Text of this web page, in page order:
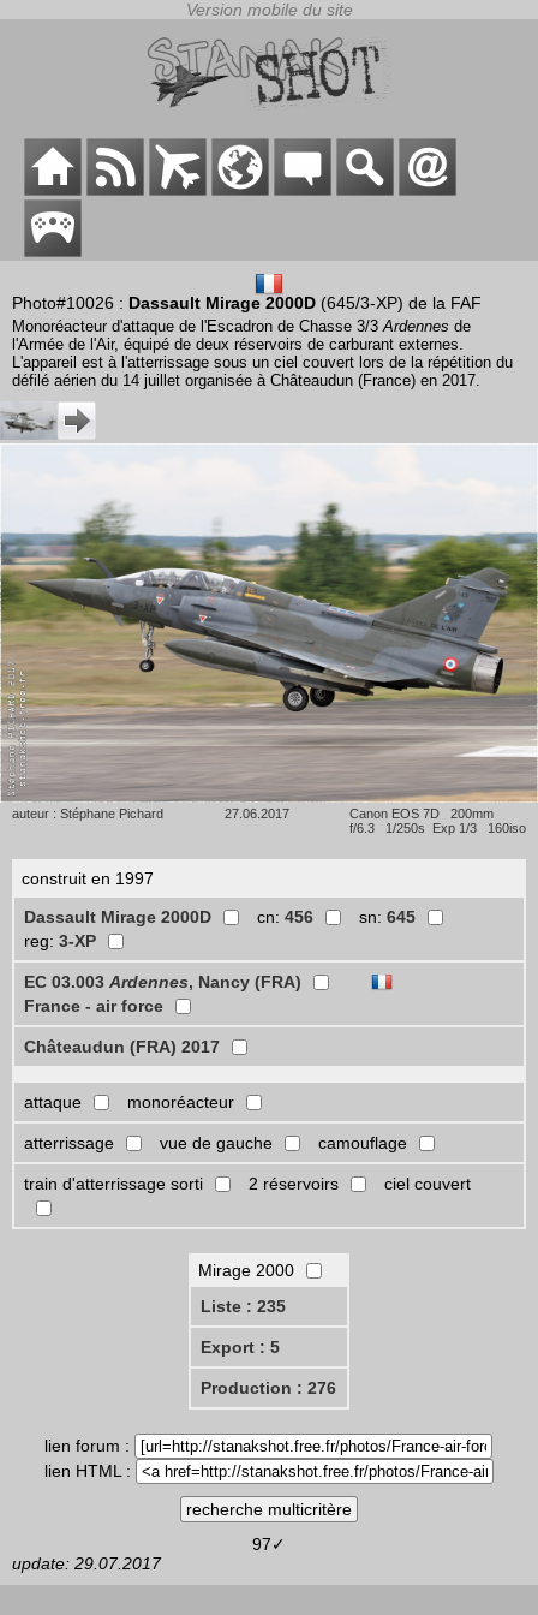
Photo#10026 : Dassault Mirage 2000D (645/3-XP) de la FAF
Monoréacteur d'attaque de l'Escadron de Chasse 3/3Ardennes de
l'Armée de l'Air, équipé de deux réservoirs de carburant externes.
L'appareil est à l'atterrissage sous un ciel couvert lors de la répétition du
défilé aérien du 14 juillet organisée à Châteaudun (France) en 2017.
auteur : Stéphane Pichard 27.06.2017
Canon EOS 7D 200mm
f/6.3 1/250s Exp 1/3 160iso
construit en 1997
Dassault Mirage 2000D
cn: 456 sn: 645
reg: 3-XP
EC 03.003 Ardennes, Nancy (FRA)
France - air force
Châteaudun (FRA) 2017
attaque monoréacteur
atterrissage vue de gauche camouflage
train d'atterrissage sorti 2 réservoirs ciel couvert
Mirage 2000
Liste : 235
Export : 5
Production : 276
lien forum :
lien HTML :
97✓
update: 29.07.2017